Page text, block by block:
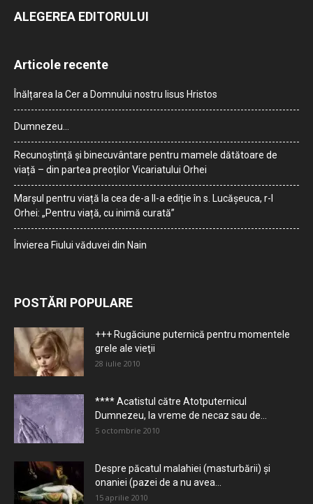
ALEGEREA EDITORULUI
Articole recente
Înălțarea la Cer a Domnului nostru Iisus Hristos
Dumnezeu…
Recunoștință și binecuvântare pentru mamele dătătoare de
viață – din partea preoților Vicariatului Orhei
Marșul pentru viață la cea de-a II-a ediție în s. Lucășeuca, r-l
Orhei: „Pentru viață, cu inimă curată”
Învierea Fiului văduvei din Nain
POSTĂRI POPULARE
+++ Rugăciune puternică pentru momentele
grele ale vieţii
28 iulie 2010
**** Acatistul către Atotputernicul
Dumnezeu, la vreme de necaz sau de...
5 octombrie 2010
Despre păcatul malahiei (masturbării) şi
onaniei (pazei de a nu avea...
15 aprilie 2010